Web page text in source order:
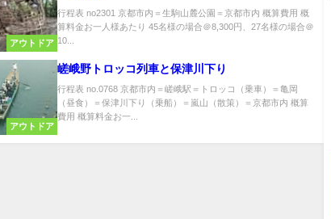
アウトドア
行程表 no2301 京都市内＝生駒山麓公園＝京都市内 概算費用 概
算料金お一人様あたり 45名様の場合＠8,300円、27名様の場合＠
10...
アウトドア
嵯峨野トロッコ列車と保津川下り
行程表 no.0768 京都市内＝嵯峨駅＝トロッコ（乗車）＝亀岡
（昼食）＝保津川下り（乗船）＝嵐山（散策）＝京都市内 概算
費用 概算料金お一...